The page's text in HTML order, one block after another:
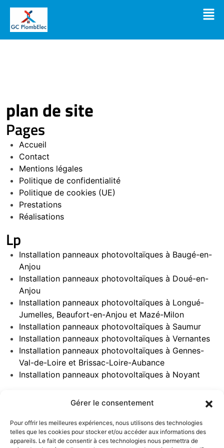
Gérer le consentement
Pour offrir les meilleures expériences, nous utilisons des technologies
telles que les cookies pour stocker et/ou accéder aux informations des
appareils. Le fait de consentir à ces technologies nous permettra de
plan de site
Pages
Accueil
Contact
Mentions légales
Politique de confidentialité
Politique de cookies (UE)
Prestations
Réalisations
Lp
Installation panneaux photovoltaïques à Baugé-en-
Anjou
Installation panneaux photovoltaïques à Doué-en-
Anjou
Installation panneaux photovoltaïques à Longué-
Jumelles, Beaufort-en-Anjou et Mazé-Milon
Installation panneaux photovoltaïques à Saumur
Installation panneaux photovoltaïques à Vernantes
Installation panneaux photovoltaïques à Gennes-
Val-de-Loire et Brissac-Loire-Aubance
Installation panneaux photovoltaïques à Noyant